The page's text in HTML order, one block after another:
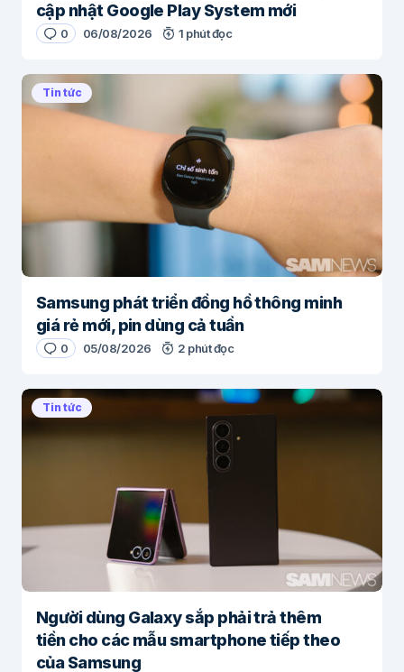
cập nhật Google Play System mới
0 06/08/2026 1 phút đọc
Tin tức
Samsung phát triển đồng hồ thông minh
giá rẻ mới, pin dùng cả tuần
0 05/08/2026 2 phút đọc
Tin tức
Người dùng Galaxy sắp phải trả thêm
tiền cho các mẫu smartphone tiếp theo
của Samsung